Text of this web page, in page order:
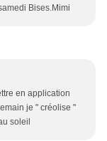
Bises.Mimi
en application
je " créolise "
soleil